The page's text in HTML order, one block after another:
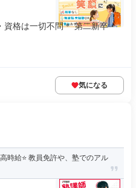
資格は一切不問＊ 第二新卒・
気になる
時給⭐️ 教員免許や、塾でのアル